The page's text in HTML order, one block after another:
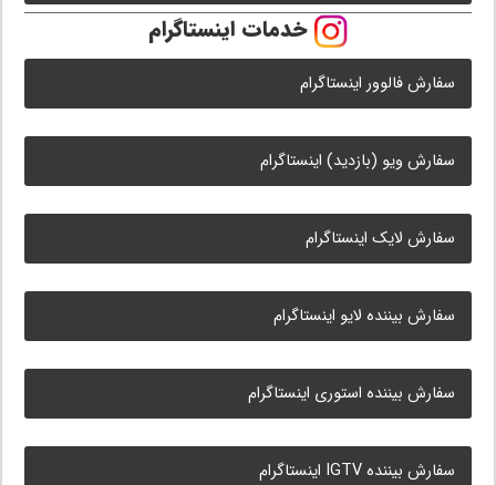
خدمات اینستاگرام
سفارش فالوور اینستاگرام
سفارش ویو (بازدید) اینستاگرام
سفارش لایک اینستاگرام
سفارش بیننده لایو اینستاگرام
سفارش بیننده استوری اینستاگرام
سفارش بیننده IGTV اینستاگرام